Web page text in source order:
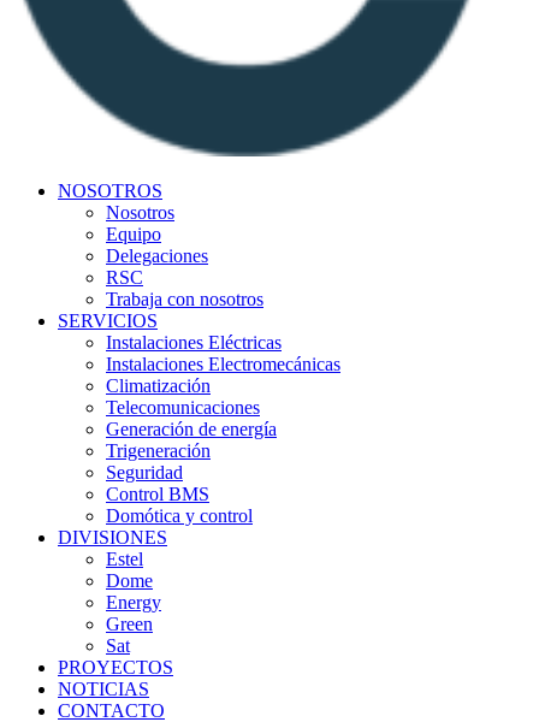
NOSOTROS
Nosotros
Equipo
Delegaciones
RSC
Trabaja con nosotros
SERVICIOS
Instalaciones Eléctricas
Instalaciones Electromecánicas
Climatización
Telecomunicaciones
Generación de energía
Trigeneración
Seguridad
Control BMS
Domótica y control
DIVISIONES
Estel
Dome
Energy
Green
Sat
PROYECTOS
NOTICIAS
CONTACTO